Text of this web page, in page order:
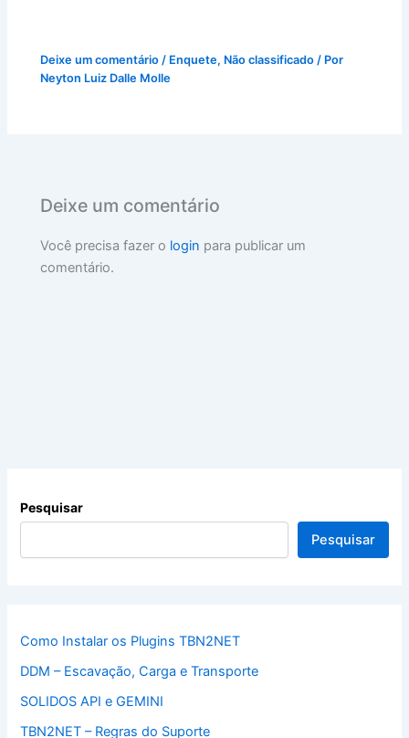
Deixe um comentário / Enquete, Não classificado / Por
Neyton Luiz Dalle Molle
Deixe um comentário
Você precisa fazer o login para publicar um
comentário.
Pesquisar
Pesquisar
Como Instalar os Plugins TBN2NET
DDM – Escavação, Carga e Transporte
SOLIDOS API e GEMINI
TBN2NET – Regras do Suporte